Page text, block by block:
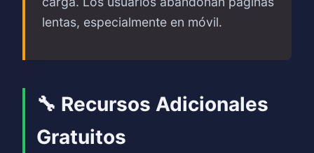
lentas, especialmente en móvil.
🔧 Recursos Adicionales
Gratuitos